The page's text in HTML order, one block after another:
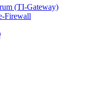
(TI-Gateway)
Firewall